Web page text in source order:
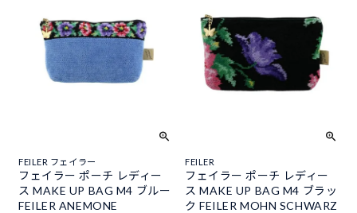
FEILER フェイラー
フェイラー ポーチ レディー
ス MAKE UP BAG M4 ブルー
FEILER ANEMONE
FEILER
フェイラー ポーチ レディー
ス MAKE UP BAG M4 ブラッ
ク FEILER MOHN SCHWARZ